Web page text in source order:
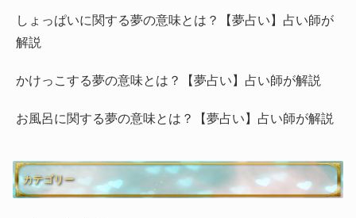
しょっぱいに関する夢の意味とは？【夢占い】占い師が
解説
かけっこする夢の意味とは？【夢占い】占い師が解説
お風呂に関する夢の意味とは？【夢占い】占い師が解説
カテゴリー